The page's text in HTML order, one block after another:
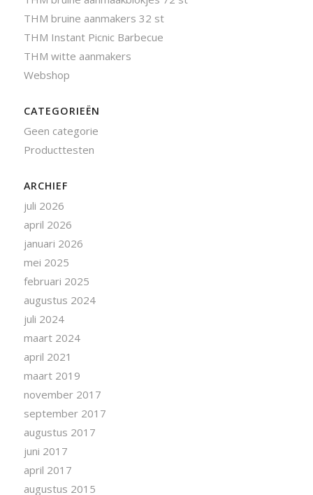
THM bruine aanmakers 32 st
THM Instant Picnic Barbecue
THM witte aanmakers
Webshop
CATEGORIEËN
Geen categorie
Producttesten
ARCHIEF
juli 2026
april 2026
januari 2026
mei 2025
februari 2025
augustus 2024
juli 2024
maart 2024
april 2021
maart 2019
november 2017
september 2017
augustus 2017
juni 2017
april 2017
augustus 2015